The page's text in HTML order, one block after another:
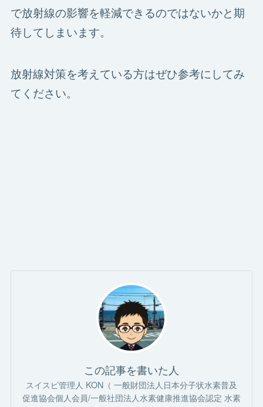
で放射線の影響を軽減できるのではないかと期
待してしまいます。
放射線対策を考えている方はぜひ参考にしてみ
てください。
この記事を書いた人
スイスピ管理人 KON（ 一般財団法人日本分子状水素普及
促進協会個人会員/一般社団法人水素健康推進協会認定 水素